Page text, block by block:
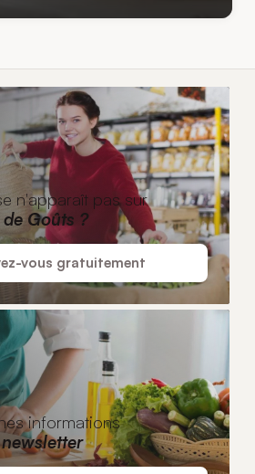
n'apparaît pas sur
Goûts ?
vous gratuitement
informations